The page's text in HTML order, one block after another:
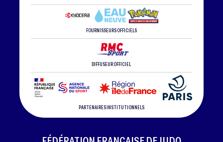
FOURNISSEURS OFFICIELS
DIFFUSEUR OFFICIEL
PARTENAIRES INSTITUTIONNELS